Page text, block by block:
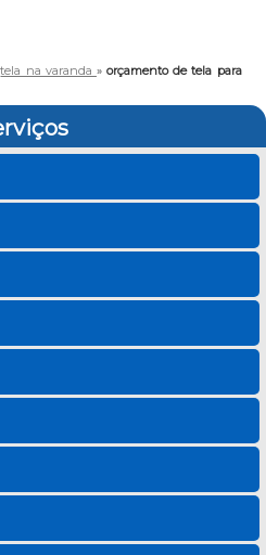
tela na varanda »orçamento de tela para